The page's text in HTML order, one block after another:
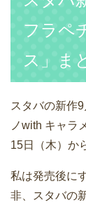
フラペ
ス」ま
スタバの新作
ノwith キャラ
15日（木）か
私は発売後に
非、スタバの